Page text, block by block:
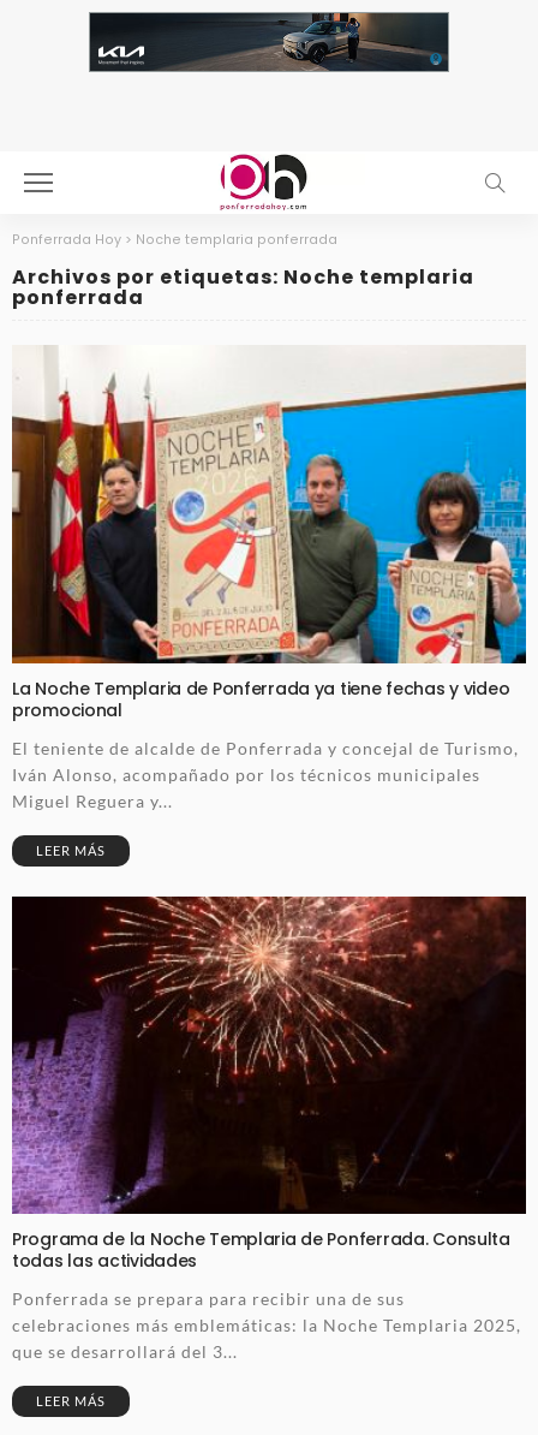
Ponferrada Hoy > Noche templaria ponferrada
Archivos por etiquetas: Noche templaria
ponferrada
La Noche Templaria de Ponferrada ya tiene fechas y video
promocional
El teniente de alcalde de Ponferrada y concejal de Turismo,
Iván Alonso, acompañado por los técnicos municipales
Miguel Reguera y...
LEER MÁS
Programa de la Noche Templaria de Ponferrada. Consulta
todas las actividades
Ponferrada se prepara para recibir una de sus
celebraciones más emblemáticas: la Noche Templaria 2025,
que se desarrollará del 3...
LEER MÁS